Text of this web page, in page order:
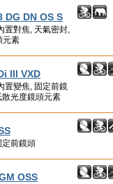
DG DN OS S
置對焦, 天氣密封,
元素
III VXD
置變焦, 固定前鏡
光度鏡頭元素
定前鏡頭
OSS